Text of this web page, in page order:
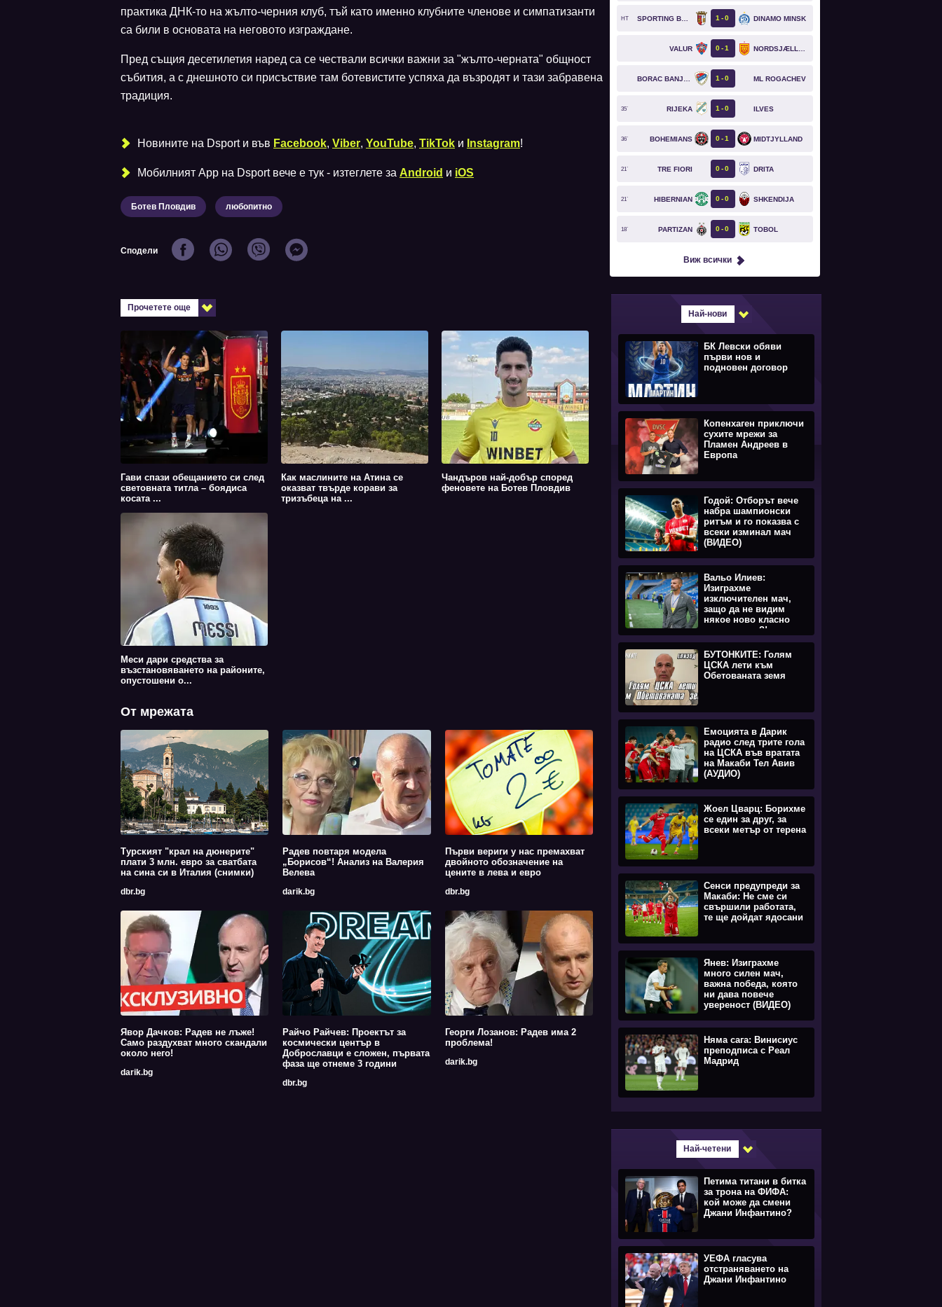
практика ДНК-то на жълто-черния клуб, тъй като именно клубните членове и симпатизанти
са били в основата на неговото изграждане.
Пред същия десетилетия наред са се чествали всички важни за "жълто-черната" общност
събития, а с днешното си присъствие там ботевистите успяха да възродят и тази забравена
традиция.
Новините на Dsport и във Facebook, Viber, YouTube, TikTok и Instagram!
Мобилният Аpp на Dsport вече е тук - изтеглете за Android и iOS
Ботев Пловдив любопитно
Сподели
Прочетете още
Гави спази обещанието си след
световната титла – боядиса
косата ...
Как маслините на Атина се
оказват твърде корави за
тризъбеца на ...
Чандъров най-добър според
феновете на Ботев Пловдив
Меси дари средства за
възстановяването на районите,
опустошени о...
От мрежата
Турският "крал на дюнерите"
плати 3 млн. евро за сватбата
на сина си в Италия (снимки)
dbr.bg
Радев повтаря модела
„Борисов“! Анализ на Валерия
Велева
darik.bg
Първи вериги у нас премахват
двойното обозначение на
цените в лева и евро
dbr.bg
Явор Дачков: Радев не лъже!
Само раздухват много скандали
около него!
darik.bg
Райчо Райчев: Проектът за
космически център в
Доброславци е сложен, първата
фаза ще отнеме 3 години
dbr.bg
Георги Лозанов: Радев има 2
проблема!
darik.bg
HT 1 0 DINAMO MINSK
VALUR 0 1
1 0 ML ROGACHEV
35` RIJEKA 1 0 ILVES
36` BOHEMIANS 0 1 MIDTJYLLAND
21` TRE FIORI 0 0 DRITA
21` HIBERNIAN 0 0 SHKENDIJA
18` PARTIZAN 0 0 TOBOL
Виж всички
Най-нови
БК Левски обяви
първи нов и
подновен договор
Копенхаген приключи
сухите мрежи за
Пламен Андреев в
Европа
Годой: Отборът вече
набра шампионски
ритъм и го показва с
всеки изминал мач
(ВИДЕО)
Вальо Илиев:
Изиграхме
изключителен мач,
защо да не видим
някое ново класно
попълнение?!
БУТОНКИТЕ: Голям
ЦСКА лети към
Обетованата земя
Емоцията в Дарик
радио след трите гола
на ЦСКА във вратата
на Макаби Тел Авив
(АУДИО)
Жоел Цварц: Борихме
се един за друг, за
всеки метър от терена
Сенси предупреди за
Макаби: Не сме си
свършили работата,
те ще дойдат ядосани
Янев: Изиграхме
много силен мач,
важна победа, която
ни дава повече
увереност (ВИДЕО)
Няма сага: Винисиус
преподписа с Реал
Мадрид
Най-четени
Петима титани в битка
за трона на ФИФА:
кой може да смени
Джани Инфантино?
УЕФА гласува
отстраняването на
Джани Инфантино